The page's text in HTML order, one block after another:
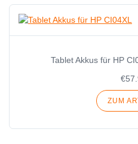
Tablet Akkus für HP
ZUM